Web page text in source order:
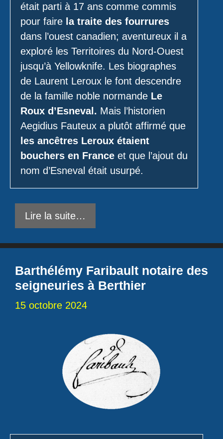
était parti à 17 ans comme commis
pour faire la traite des fourrures
dans l’ouest canadien; aventureux il a
exploré les Territoires du Nord-Ouest
jusqu’à Yellowknife. Les biographes
de Laurent Leroux le font descendre
de la famille noble normande Le
Roux d’Esneval. Mais l’historien
Aegidius Fauteux a plutôt affirmé que
les ancêtres Leroux étaient
bouchers en France et que l’ajout du
nom d’Esneval était usurpé.
Lire la suite…
Barthélémy Faribault notaire des
seigneuries à Berthier
15 octobre 2024